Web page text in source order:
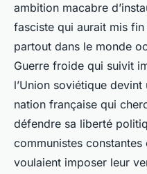
ambition macabre
fasciste qui aurait mis
partout dans le monde
Guerre froide qui suivit
l’Union soviétique
nation française qui
défendre sa liberté
communistes
voulaient imposer leur